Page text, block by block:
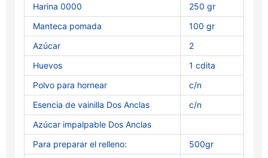
Harina 0000
250 gr
Manteca pomada
100 gr
Azúcar
2
Huevos
1 cdita
Polvo para hornear
c/n
Esencia de vainilla Dos Anclas
c/n
Azúcar impalpable Dos Anclas
Para preparar el relleno:
500gr